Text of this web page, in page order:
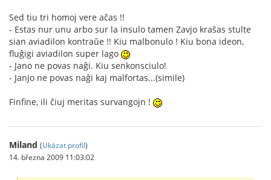
Sed tiu tri homoj vere aĉas !!
- Estas nur unu arbo sur la insulo tamen Zavjo kraŝas stulte
sian aviadilon kontraŭe !! Kiu malbonulo ! Kiu bona ideon,
fluĝigi aviadilon super lago
- Jano ne povas naĝi. Kiu senkonsciulo!
- Janjo ne povas naĝi kaj malfortas...(simile)
Finfine, ili ĉiuj meritas survangojn !
Miland (Ukázat profil)
14. března 2009 11:03:02